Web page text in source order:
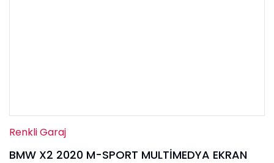
Renkli Garaj
BMW X2 2020 M-SPORT MULTİMEDYA EKRAN